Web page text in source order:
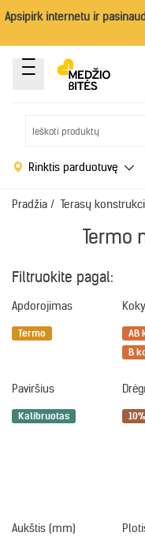
Apsipirk internetu ir
Rinktis parduotuvę
Pradžia / Terasų
Termo
Filtruokite pagal:
Apdorojimas
Termo
AB
B
Paviršius
Kalibruotas
Aukštis (mm)